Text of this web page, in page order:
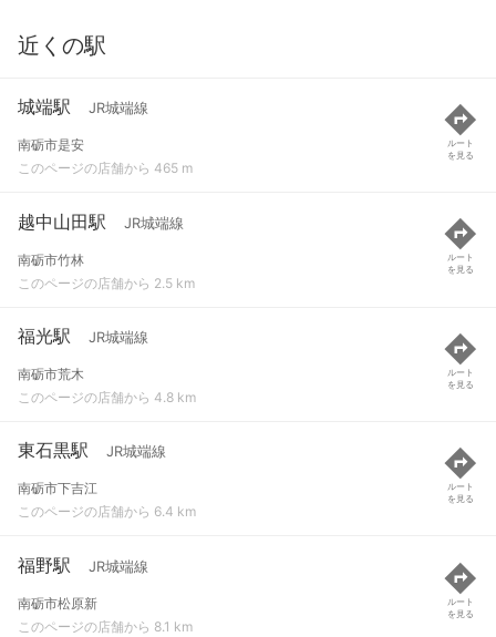
近くの駅
城端駅 JR城端線
南砺市是安
このページの店舗から 465 m
ルート
を見る
越中山田駅 JR城端線
南砺市竹林
このページの店舗から 2.5 km
ルート
を見る
福光駅 JR城端線
南砺市荒木
このページの店舗から 4.8 km
ルート
を見る
東石黒駅 JR城端線
南砺市下吉江
このページの店舗から 6.4 km
ルート
を見る
福野駅 JR城端線
南砺市松原新
このページの店舗から 8.1 km
ルート
を見る